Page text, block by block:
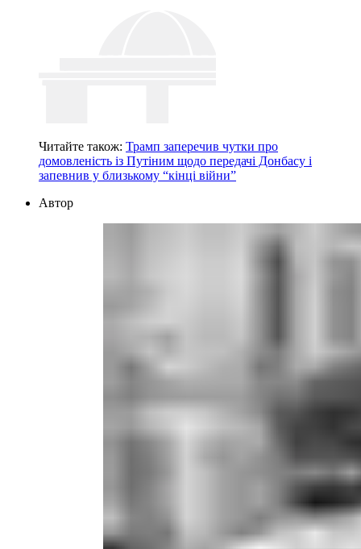
Читайте також: Трамп заперечив чутки про
домовленість із Путіним щодо передачі Донбасу і
запевнив у близькому “кінці війни”
Автор